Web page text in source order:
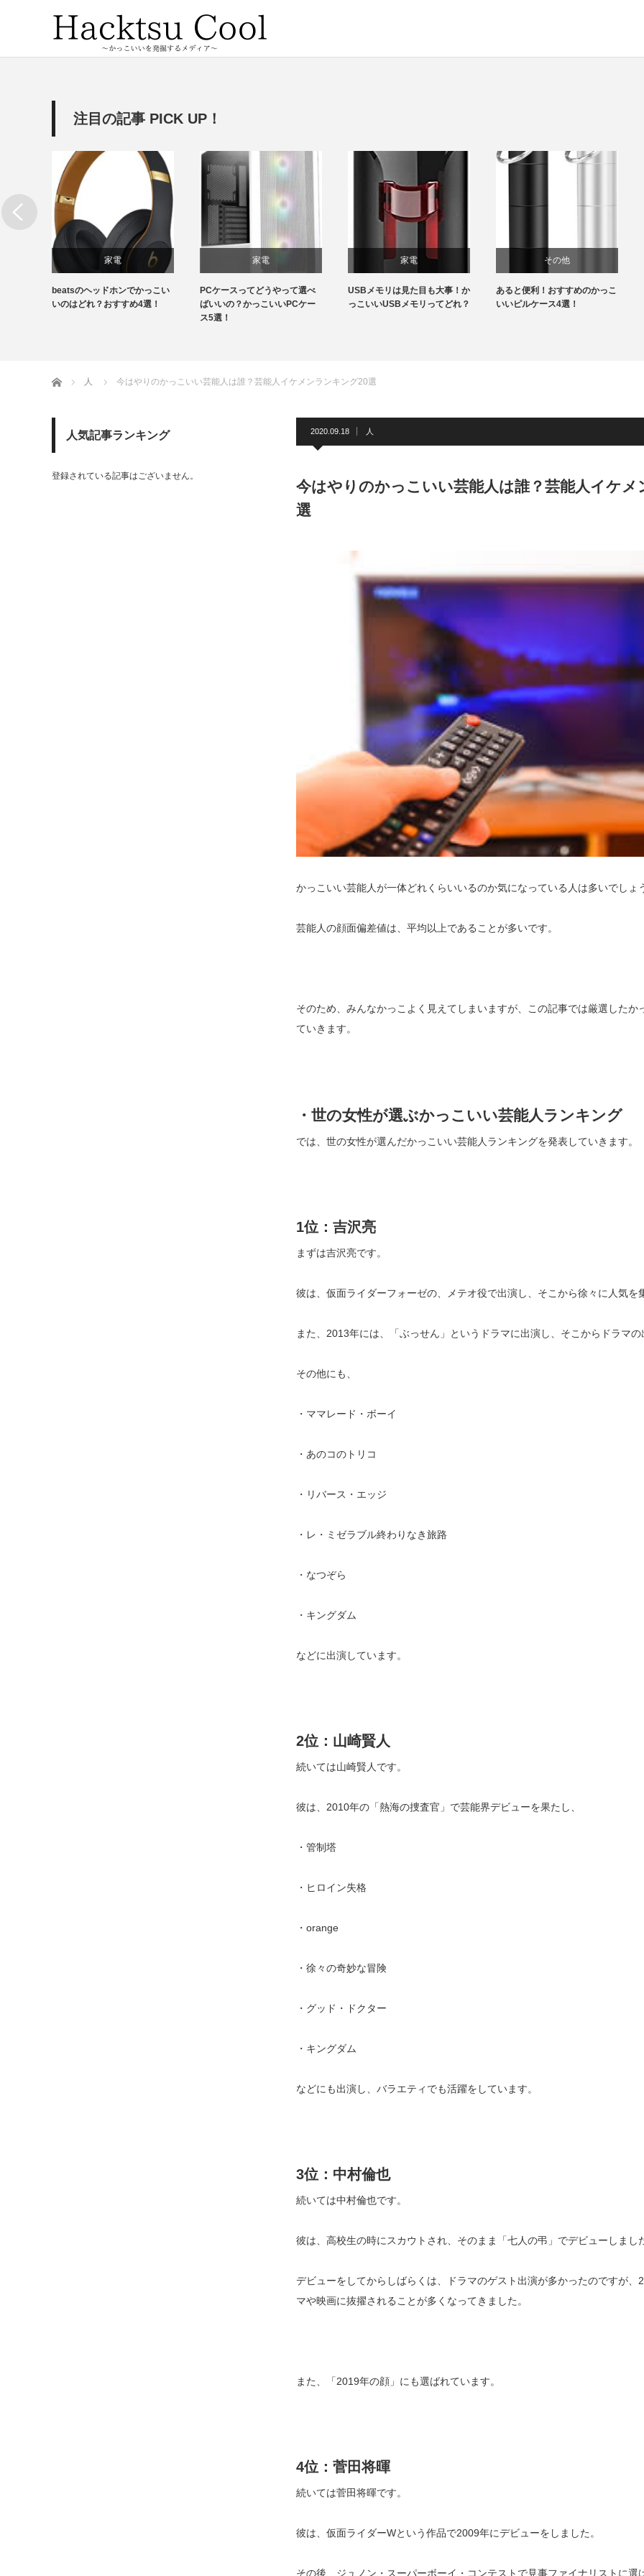
注目の記事 PICK UP！
家電
beatsのヘッドホンでかっこい
いのはどれ？おすすめ4選！
家電
PCケースってどうやって選べ
ばいいの？かっこいいPCケー
ス5選！
家電
USBメモリは見た目も大事！か
っこいいUSBメモリってどれ？
その他
あると便利！おすすめのかっこ
いいピルケース4選！
ホーム 人 今はやりのかっこいい芸能人は誰？芸能人イケメンランキング20選
2020.09.18 人
今はやりのかっこいい芸能人は誰？芸能人イケ
選
かっこいい芸能人が一体どれくらいいるのか気になっている人は多いでしょ
芸能人の顔面偏差値は、平均以上であることが多いです。
そのため、みんなかっこよく見えてしまいますが、この記事では厳選したか
ていきます。
・世の女性が選ぶかっこいい芸能人ランキング
では、世の女性が選んだかっこいい芸能人ランキングを発表していきます。
1位：吉沢亮
まずは吉沢亮です。
彼は、仮面ライダーフォーゼの、メテオ役で出演し、そこから徐々に人気を
また、2013年には、「ぶっせん」というドラマに出演し、そこからドラマ
その他にも、
・ママレード・ボーイ
・あのコのトリコ
・リバース・エッジ
・レ・ミゼラブル終わりなき旅路
・なつぞら
・キングダム
などに出演しています。
2位：山崎賢人
続いては山崎賢人です。
彼は、2010年の「熱海の捜査官」で芸能界デビューを果たし、
・管制塔
・ヒロイン失格
・orange
・徐々の奇妙な冒険
・グッド・ドクター
・キングダム
などにも出演し、バラエティでも活躍をしています。
3位：中村倫也
続いては中村倫也です。
彼は、高校生の時にスカウトされ、そのまま「七人の弔」でデビューしまし
デビューをしてからしばらくは、ドラマのゲスト出演が多かったのですが、
マや映画に抜擢されることが多くなってきました。
また、「2019年の顔」にも選ばれています。
4位：菅田将暉
続いては菅田将暉です。
彼は、仮面ライダーWという作品で2009年にデビューをしました。
その後、ジュノン・スーパーボーイ・コンテストで見事ファイナリストに選
人気記事ランキング
登録されている記事はございません。